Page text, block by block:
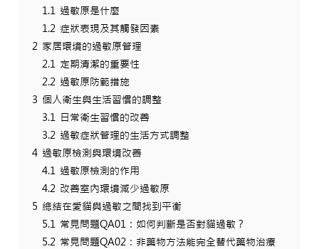
1.1 過敏原是什麼
1.2 症狀表現及其觸發因素
2 家居環境的過敏原管理
2.1 定期清潔的重要性
2.2 過敏原防範措施
3 個人衛生與生活習慣的調整
3.1
日常衛生習慣的改善
3.2 過敏症狀管理的生活方式調整
4 過敏原檢測與環境改善
4.1 過敏原檢測的作用
4.2 改善室內環境減少過敏原
5 總結在愛貓與過敏之間找到平衡
5.1 常見問題QA01：如何判斷是否對貓過敏？
5.2 常見問題QA02：非藥物方法能完全替代藥物治療